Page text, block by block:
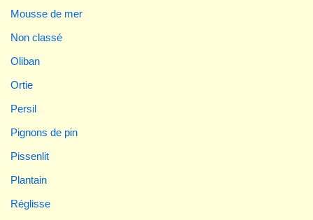
Mousse de mer
Non classé
Oliban
Ortie
Persil
Pignons de pin
Pissenlit
Plantain
Réglisse